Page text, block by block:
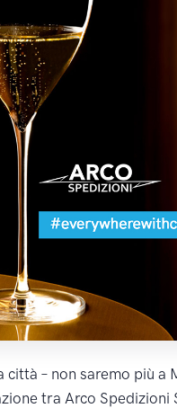
città – non saremo più a
tra Arco Spedizioni